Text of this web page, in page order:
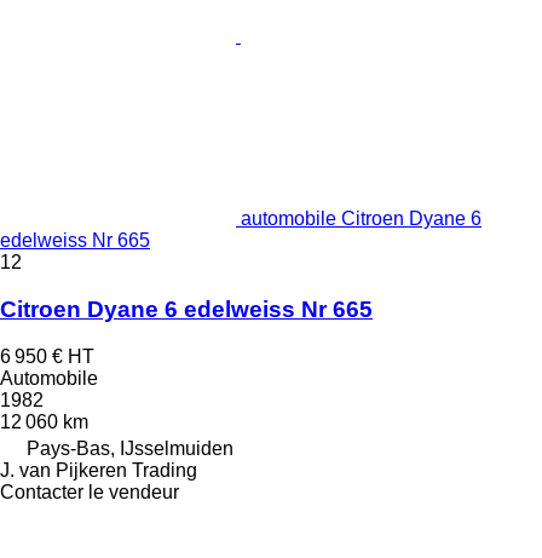
automobile Citroen Dyane 6
edelweiss Nr 665
12
Citroen Dyane 6 edelweiss Nr 665
6 950 € HT
Automobile
1982
12 060 km
Pays-Bas, IJsselmuiden
J. van Pijkeren Trading
Contacter le vendeur